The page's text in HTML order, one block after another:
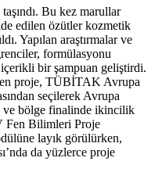
Bu kez marullar
edilen özütler kozmetik
Yapılan araştırmalar ve
formülasyonu
bir şampuan geliştirdi.
proje, TÜBİTAK Avrupa
seçilerek Avrupa
ve bölge finalinde ikincilik
Fen Bilimleri Proje
layık görülürken,
da yüzlerce proje